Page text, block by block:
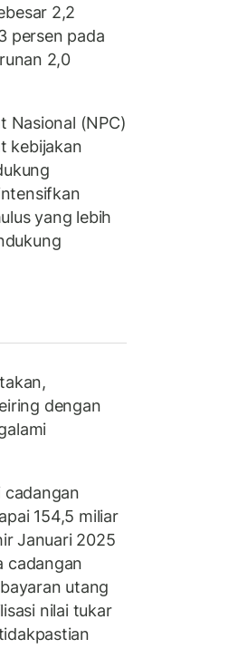
2,2
persen pada
2,0
Nasional (NPC)
kebijakan
yang lebih
dengan
cadangan
154,5 miliar
Januari 2025
cadangan
utang
nilai tukar